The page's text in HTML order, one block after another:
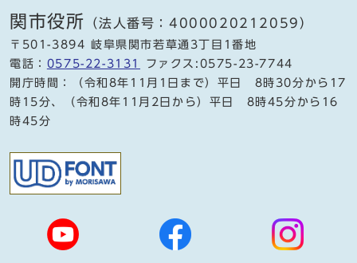
関市役所 （法人番号：4000020212059）
〒501-3894 岐阜県関市若草通3丁目1番地
電話： 0575-22-3131
ファクス:0575-23-7744
開庁時間：（令和8年11月1日まで）平日 8時30分から17
時15分、（令和8年11月2日から）平日 8時45分から16
時45分